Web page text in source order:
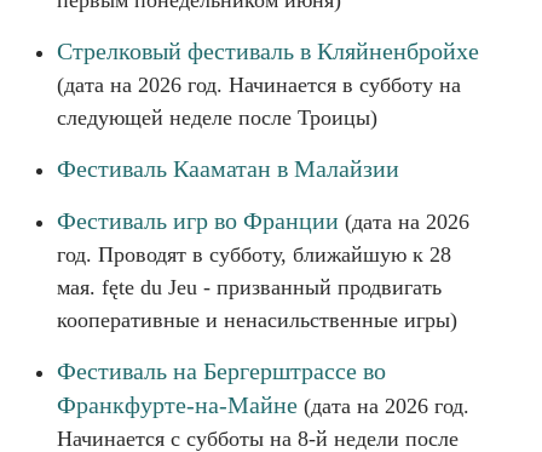
Стрелковый фестиваль в Кляйненбройхе
(дата на 2026 год. Начинается в субботу на
следующей неделе после Троицы)
Фестиваль Кааматан в Малайзии
Фестиваль игр во Франции (дата на 2026
год. Проводят в субботу, ближайшую к 28
мая. fęte du Jeu - призванный продвигать
кооперативные и ненасильственные игры)
Фестиваль на Бергерштрассе во
Франкфурте-на-Майне (дата на 2026 год.
Начинается с субботы на 8-й недели после